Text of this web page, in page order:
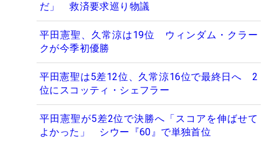
だ」 救済要求巡り物議
平田憲聖、久常涼は19位 ウィンダム・クラー
クが今季初優勝
平田憲聖は5差12位、久常涼16位で最終日へ 2
位にスコッティ・シェフラー
平田憲聖が5差2位で決勝へ「スコアを伸ばせて
よかった」 シウー『60』で単独首位